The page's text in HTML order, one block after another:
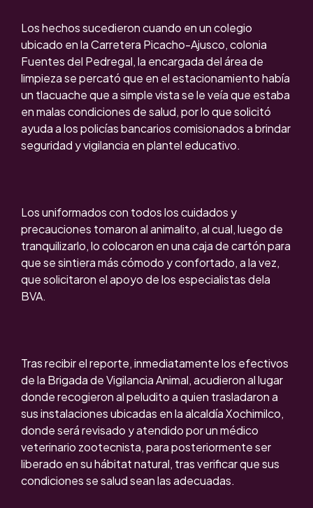
Los hechos sucedieron cuando en un colegio
ubicado en la Carretera Picacho-Ajusco, colonia
Fuentes del Pedregal, la encargada del área de
limpieza se percató que en el estacionamiento había
un tlacuache que a simple vista se le veía que estaba
en malas condiciones de salud, por lo que solicitó
ayuda a los policías bancarios comisionados a brindar
seguridad y vigilancia en plantel educativo.
Los uniformados con todos los cuidados y
precauciones tomaron al animalito, al cual, luego de
tranquilizarlo, lo colocaron en una caja de cartón para
que se sintiera más cómodo y confortado, a la vez,
que solicitaron el apoyo de los especialistas dela
BVA.
Tras recibir el reporte, inmediatamente los efectivos
de la Brigada de Vigilancia Animal, acudieron al lugar
donde recogieron al peludito a quien trasladaron a
sus instalaciones ubicadas en la alcaldía Xochimilco,
donde será revisado y atendido por un médico
veterinario zootecnista, para posteriormente ser
liberado en su hábitat natural, tras verificar que sus
condiciones se salud sean las adecuadas.